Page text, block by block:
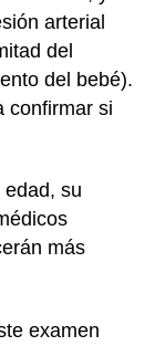
arterial
del
del bebé).
confirmar si
su
más
examen